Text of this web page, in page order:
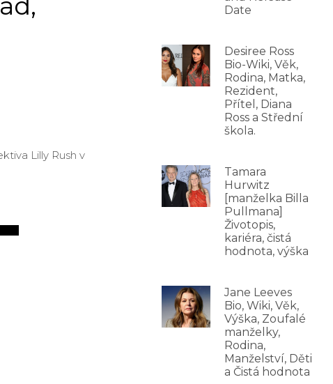
Lilly Rush v
Date
Desiree Ross
Bio-Wiki, Věk,
Rodina, Matka,
Rezident,
Přítel, Diana
Ross a Střední
škola.
Tamara
Hurwitz
[manželka Billa
Pullmana]
Životopis,
kariéra, čistá
hodnota, výška
Jane Leeves
Bio, Wiki, Věk,
Výška, Zoufalé
manželky,
Rodina,
Manželství, Děti
a Čistá hodnota